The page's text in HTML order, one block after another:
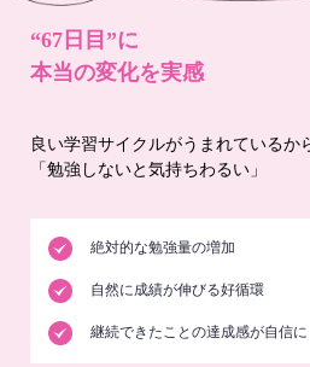
“67日目”に
本当の変化を実感
良い学習サイクルがうまれているか
「勉強しないと気持ちわるい」
絶対的な勉強量の増加
自然に成績が伸びる好循環
継続できたことの達成感が自信に